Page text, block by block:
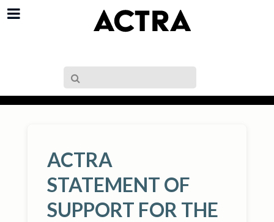
ACTRA
STATEMENT OF
SUPPORT FOR THE